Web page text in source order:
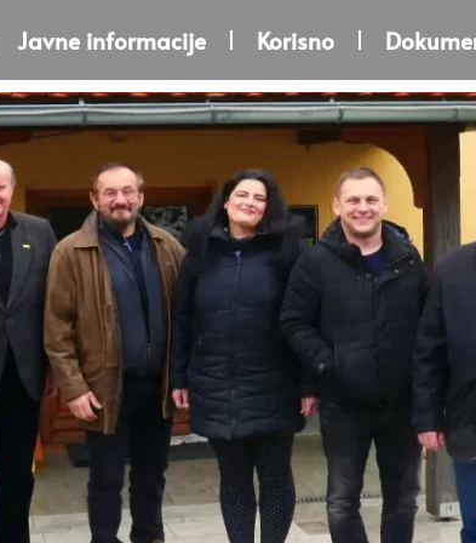
Javne informacije Korisno